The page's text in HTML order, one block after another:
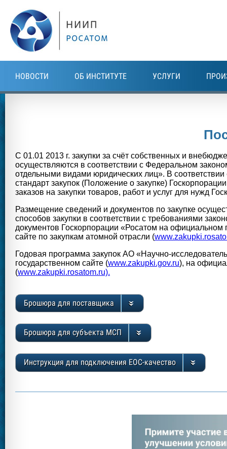
НОВОСТИ ОБ ИНСТИТУТЕ УСЛУГИ
С 01.01 2013 г. закупки за счёт собственных и
осуществляются в соответствии с Федеральном
отдельными видами юридических лиц». В
стандарт закупок (Положение о закупке)
заказов на закупки товаров, работ и услуг для нужд
Размещение сведений и документов по закупке
способов закупки в соответствии с требованиями
документов Госкорпорации «Росатом на официальном
сайте по закупкам атомной отрасли (
Годовая программа закупок АО «Научно-
государственном сайте (www.zakupki.gov.ru), на
(www.zakupki.rosatom.ru).
Брошюра для поставщика
Брошюра для субъекта МСП
Инструкция для подключения ЕОС-качество